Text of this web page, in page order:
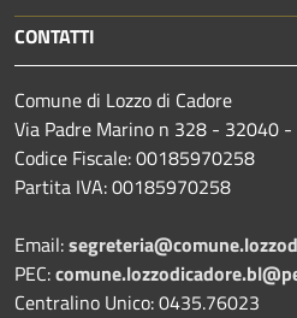
CONTATTI
Comune di Lozzo di Cadore
Via Padre Marino n 328 - 32040
Codice Fiscale: 00185970258
Partita IVA: 00185970258
Email:
PEC:
Centralino Unico: 0435.76023